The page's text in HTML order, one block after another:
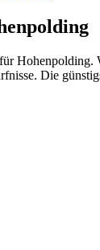
Hohenpolding.
Die